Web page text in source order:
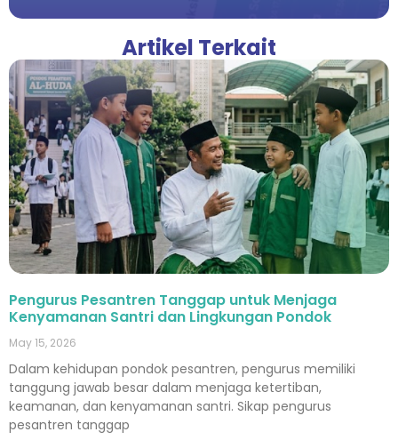
Artikel Terkait
Pengurus Pesantren Tanggap untuk Menjaga
Kenyamanan Santri dan Lingkungan Pondok
May 15, 2026
Dalam kehidupan pondok pesantren, pengurus memiliki
tanggung jawab besar dalam menjaga ketertiban,
keamanan, dan kenyamanan santri. Sikap pengurus
pesantren tanggap